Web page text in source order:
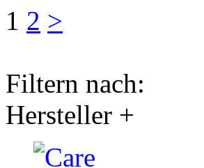
1 2 >
Filtern nach:
Hersteller +